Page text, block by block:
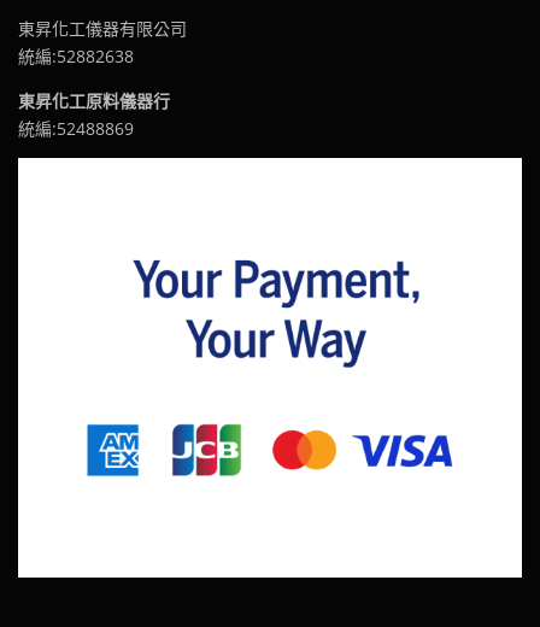
東昇化工儀器有限公司
統編:52882638
東昇化工原料儀器行
統編:52488869